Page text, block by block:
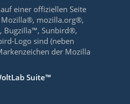
einer offiziellen Seite
mozilla.org®,
Bugzilla™, Sunbird®,
Logo sind (neben
der Mozilla
Suite™